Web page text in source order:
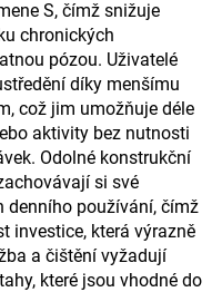
S, čímž snižuje
chronických
pózou. Uživatelé
díky menšímu
což jim umožňuje déle
aktivity bez nutnosti
Odolné konstrukční
si své
denního používání, čímž
investice, která výrazně
a čištění vyžadují
které jsou vhodné do